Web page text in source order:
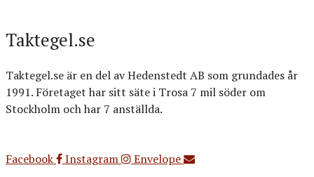
Taktegel.se
Taktegel.se är en del av Hedenstedt AB som grundades år
1991. Företaget har sitt säte i Trosa 7 mil söder om
Stockholm och har 7 anställda.
Facebook
Instagram Envelope